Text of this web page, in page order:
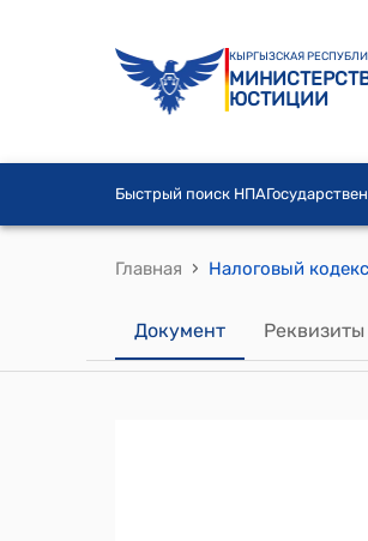
КЫРГЫЗСКАЯ
ЮСТИЦИИ
Быстрый поиск НПА
Главная › Налоговый
Документ Реквизиты